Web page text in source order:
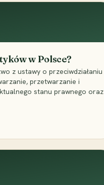
w Polsce?
z ustawy o przeciwdziałaniu
przetwarzanie i
stanu prawnego oraz